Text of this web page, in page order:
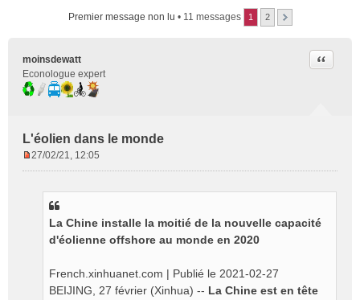
Premier message non lu • 11 messages 1 2
moinsdewatt
Econologue expert
L'éolien dans le monde
Citer
27/02/21, 12:05
La Chine installe la moitié de la nouvelle capacité
d'éolienne offshore au monde en 2020
French.xinhuanet.com | Publié le 2021-02-27
BEIJING, 27 février (Xinhua) -- La Chine est en tête